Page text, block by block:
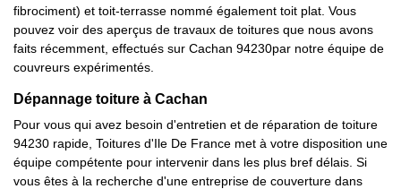
fibrociment) et toit-terrasse nommé également toit plat. Vous
pouvez voir des aperçus de travaux de toitures que nous avons
faits récemment, effectués sur Cachan 94230par notre équipe de
couvreurs expérimentés.
Dépannage toiture à Cachan
Pour vous qui avez besoin d'entretien et de réparation de toiture
94230 rapide, Toitures d'Ile De France met à votre disposition une
équipe compétente pour intervenir dans les plus bref délais. Si
vous êtes à la recherche d'une entreprise de couverture dans